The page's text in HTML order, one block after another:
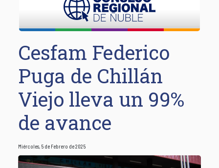
Cesfam Federico
Puga de Chillán
Viejo lleva un 99%
de avance
Miércoles, 5 de Febrero de 2025